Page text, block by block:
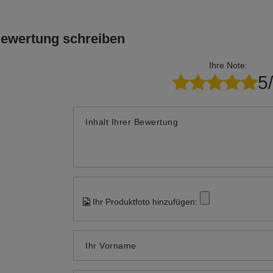
schreiben
Ihre Note:
Inhalt Ihrer Bewertung
Ihr Produktfoto hinzufügen:
Ihr Vorname